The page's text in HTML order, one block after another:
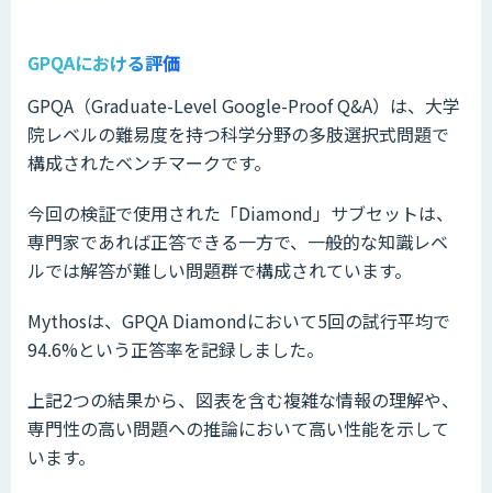
GPQAにおける評価
GPQA（Graduate-Level Google-Proof Q&A）は、大学
院レベルの難易度を持つ科学分野の多肢選択式問題で
構成されたベンチマークです。
今回の検証で使用された「Diamond」サブセットは、
専門家であれば正答できる一方で、一般的な知識レベ
ルでは解答が難しい問題群で構成されています。
Mythosは、GPQA Diamondにおいて5回の試行平均で
94.6%という正答率を記録しました。
上記2つの結果から、図表を含む複雑な情報の理解や、
専門性の高い問題への推論において高い性能を示して
います。